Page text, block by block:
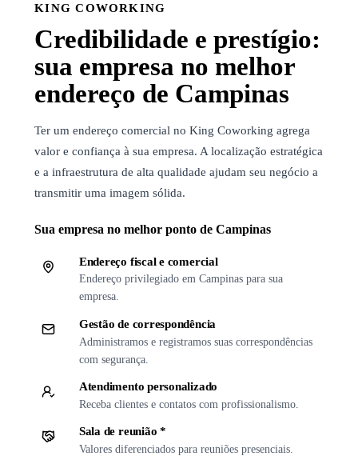
KING COWORKING
Credibilidade e prestígio:
sua empresa no melhor
endereço de Campinas
Ter um endereço comercial no King Coworking agrega
valor e confiança à sua empresa. A localização estratégica
e a infraestrutura de alta qualidade ajudam seu negócio a
transmitir uma imagem sólida.
Sua empresa no melhor ponto de Campinas
Endereço fiscal e comercial
Endereço privilegiado em Campinas para sua
empresa.
Gestão de correspondência
Administramos e registramos suas correspondências
com segurança.
Atendimento personalizado
Receba clientes e contatos com profissionalismo.
Sala de reunião *
Valores diferenciados para reuniões presenciais.